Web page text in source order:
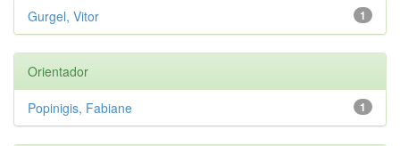
1
Gurgel, Vitor
Orientador
1
Popinigis, Fabiane